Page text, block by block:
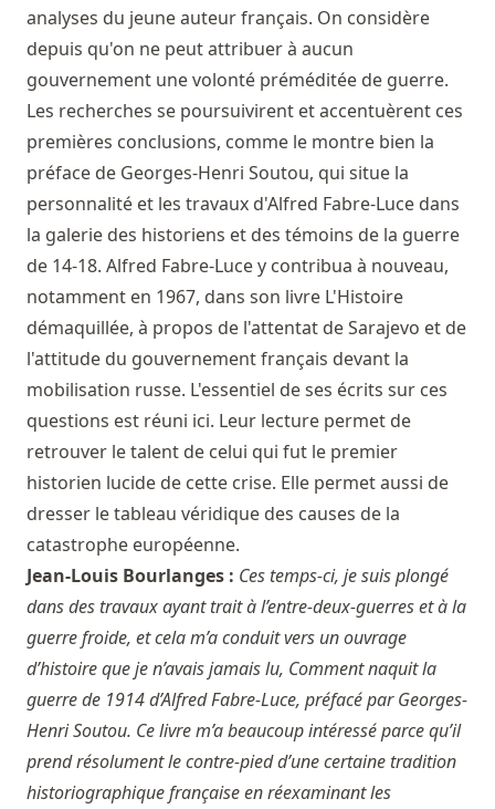
analyses du jeune auteur français. On considère
depuis qu'on ne peut attribuer à aucun
gouvernement une volonté préméditée de guerre.
Les recherches se poursuivirent et accentuèrent ces
premières conclusions, comme le montre bien la
préface de Georges-Henri Soutou, qui situe la
personnalité et les travaux d'Alfred Fabre-Luce dans
la galerie des historiens et des témoins de la guerre
de 14-18. Alfred Fabre-Luce y contribua à nouveau,
notamment en 1967, dans son livre L'Histoire
démaquillée, à propos de l'attentat de Sarajevo et de
l'attitude du gouvernement français devant la
mobilisation russe. L'essentiel de ses écrits sur ces
questions est réuni ici. Leur lecture permet de
retrouver le talent de celui qui fut le premier
historien lucide de cette crise. Elle permet aussi de
dresser le tableau véridique des causes de la
catastrophe européenne.
Jean-Louis Bourlanges : Ces temps-ci, je suis plongé
dans des travaux ayant trait à l’entre-deux-guerres et à la
guerre froide, et cela m’a conduit vers un ouvrage
d’histoire que je n’avais jamais lu, Comment naquit la
guerre de 1914 d’Alfred Fabre-Luce, préfacé par Georges-
Henri Soutou. Ce livre m’a beaucoup intéressé parce qu’il
prend résolument le contre-pied d’une certaine tradition
historiographique française en réexaminant les